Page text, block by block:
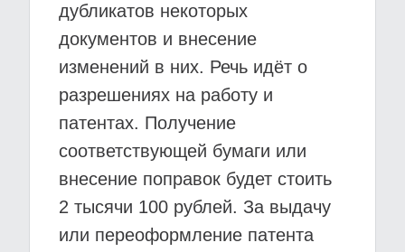
дубликатов некоторых
документов и внесение
изменений в них. Речь идёт о
разрешениях на работу и
патентах. Получение
соответствующей бумаги или
внесение поправок будет стоить
2 тысячи 100 рублей. За выдачу
или переоформление патента